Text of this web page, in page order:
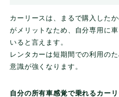
カーリースは、まるで購入した
がメリットなため、自分専用に
いると言えます。
レンタカーは短期間での利用の
意識が強くなります。
自分の所有車感覚で乗れるカー